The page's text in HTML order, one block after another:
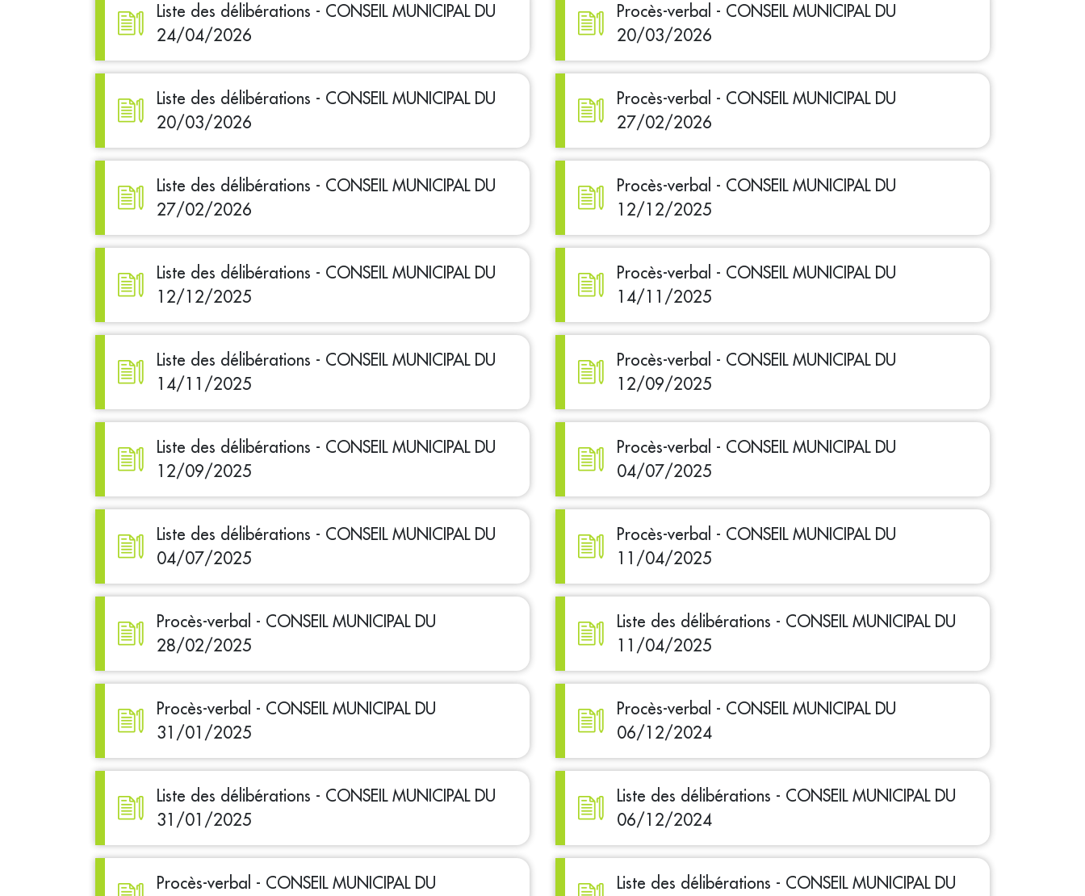
Liste des délibérations - CONSEIL MUNICIPAL DU
24/04/2026
Procès-verbal - CONSEIL MUNICIPAL DU
20/03/2026
Liste des délibérations - CONSEIL MUNICIPAL DU
20/03/2026
Procès-verbal - CONSEIL MUNICIPAL DU
27/02/2026
Liste des délibérations - CONSEIL MUNICIPAL DU
27/02/2026
Procès-verbal - CONSEIL MUNICIPAL DU
12/12/2025
Liste des délibérations - CONSEIL MUNICIPAL DU
12/12/2025
Procès-verbal - CONSEIL MUNICIPAL DU
14/11/2025
Liste des délibérations - CONSEIL MUNICIPAL DU
14/11/2025
Procès-verbal - CONSEIL MUNICIPAL DU
12/09/2025
Liste des délibérations - CONSEIL MUNICIPAL DU
12/09/2025
Procès-verbal - CONSEIL MUNICIPAL DU
04/07/2025
Liste des délibérations - CONSEIL MUNICIPAL DU
04/07/2025
Procès-verbal - CONSEIL MUNICIPAL DU
11/04/2025
Procès-verbal - CONSEIL MUNICIPAL DU
28/02/2025
Liste des délibérations - CONSEIL MUNICIPAL DU
11/04/2025
Procès-verbal - CONSEIL MUNICIPAL DU
31/01/2025
Procès-verbal - CONSEIL MUNICIPAL DU
06/12/2024
Liste des délibérations - CONSEIL MUNICIPAL DU
31/01/2025
Liste des délibérations - CONSEIL MUNICIPAL DU
06/12/2024
Procès-verbal - CONSEIL MUNICIPAL DU
Liste des délibérations - CONSEIL MUNICIPAL DU